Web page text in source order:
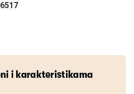
i karakteristikama